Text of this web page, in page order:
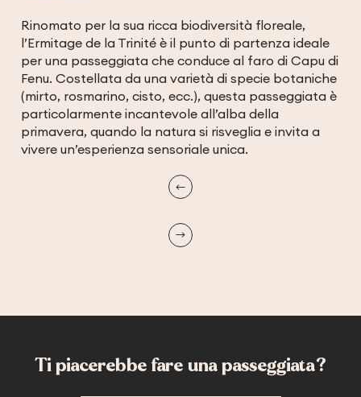
Rinomato per la sua ricca biodiversità floreale,
l’Ermitage de la Trinité è il punto di partenza ideale
per una passeggiata che conduce al faro di Capu di
Fenu. Costellata da una varietà di specie botaniche
(mirto, rosmarino, cisto, ecc.), questa passeggiata è
particolarmente incantevole all’alba della
primavera, quando la natura si risveglia e invita a
vivere un’esperienza sensoriale unica.
Ti piacerebbe fare una passeggiata?